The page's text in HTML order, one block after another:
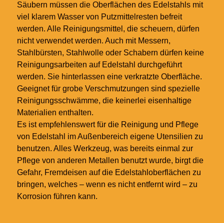
Säubern müssen die Oberflächen des Edelstahls mit
viel klarem Wasser von Putzmittelresten befreit
werden. Alle Reinigungsmittel, die scheuern, dürfen
nicht verwendet werden. Auch mit Messern,
Stahlbürsten, Stahlwolle oder Schabern dürfen keine
Reinigungsarbeiten auf Edelstahl durchgeführt
werden. Sie hinterlassen eine verkratzte Oberfläche.
Geeignet für grobe Verschmutzungen sind spezielle
Reinigungsschwämme, die keinerlei eisenhaltige
Materialien enthalten.
Es ist empfehlenswert für die Reinigung und Pflege
von Edelstahl im Außenbereich eigene Utensilien zu
benutzen. Alles Werkzeug, was bereits einmal zur
Pflege von anderen Metallen benutzt wurde, birgt die
Gefahr, Fremdeisen auf die Edelstahloberflächen zu
bringen, welches – wenn es nicht entfernt wird – zu
Korrosion führen kann.